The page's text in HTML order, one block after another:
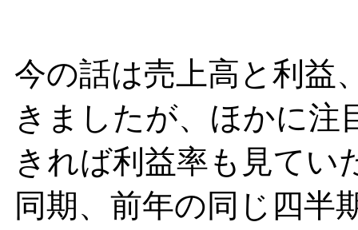
今の話は売上高と利益
きましたが、ほかに注
きれば利益率も見てい
同期、前年の同じ四半